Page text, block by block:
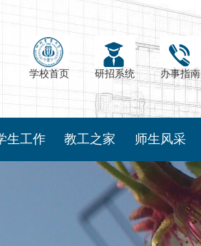
学校首页 研招系统 办事指南
生工作 教工之家 师生风采